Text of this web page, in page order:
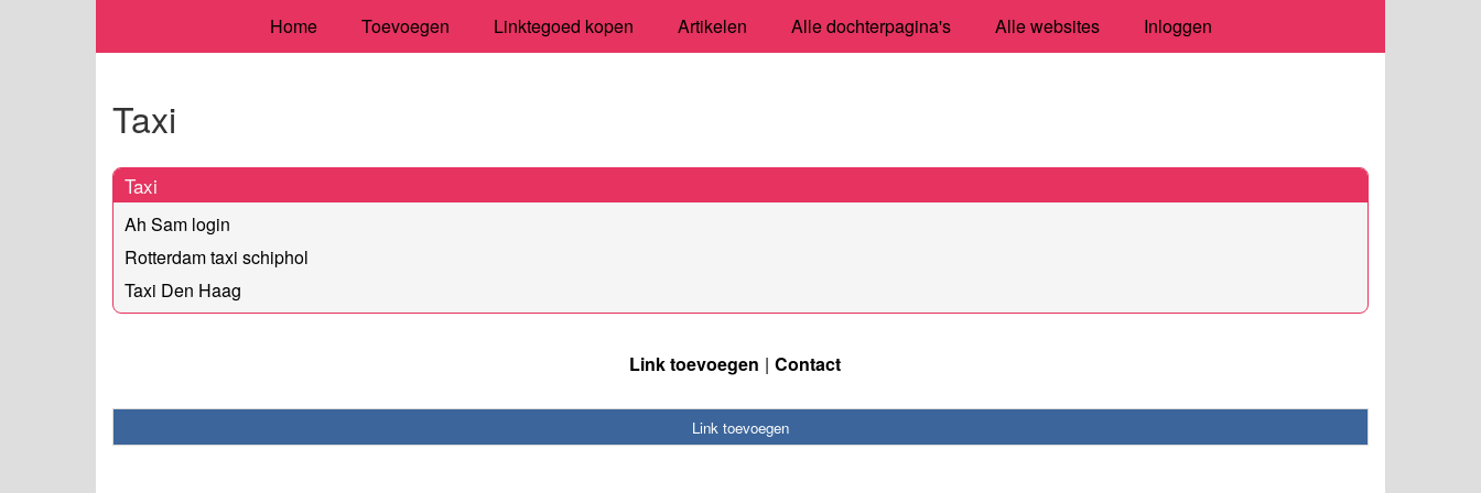
Home Toevoegen Linktegoed kopen Artikelen Alle dochterpagina's Alle websites Inloggen
Taxi
Taxi
Ah Sam login
Rotterdam taxi schiphol
Taxi Den Haag
Link toevoegen Contact
Link toevoegen